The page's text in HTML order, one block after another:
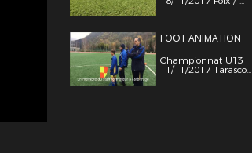
FOOT ANIMATION
Championnat U13
11/11/2017 Tarasco...